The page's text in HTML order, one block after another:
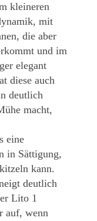
kleineren
mit
die aber
und im
elegant
diese auch
deutlich
macht,
eine
in Sättigung,
kann.
deutlich
Lito 1
auf, wenn